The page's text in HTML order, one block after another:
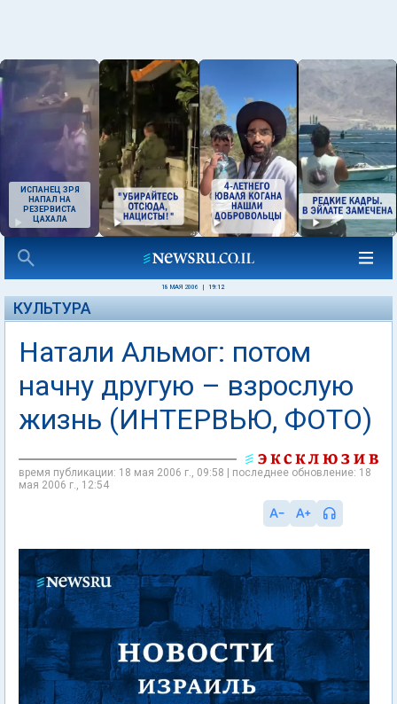
ИСПАНЕЦ ЗРЯ
НАПАЛ НА
РЕЗЕРВИСТА
ЦАХАЛА
18 МАЯ 2006 19:12
КУЛЬТУРА
Натали Альмог: потом
начну другую – взрослую
жизнь (ИНТЕРВЬЮ, ФОТО)
время публикации: 18 мая 2006 г., 09:58 | последнее обновление: 18
мая 2006 г., 12:54